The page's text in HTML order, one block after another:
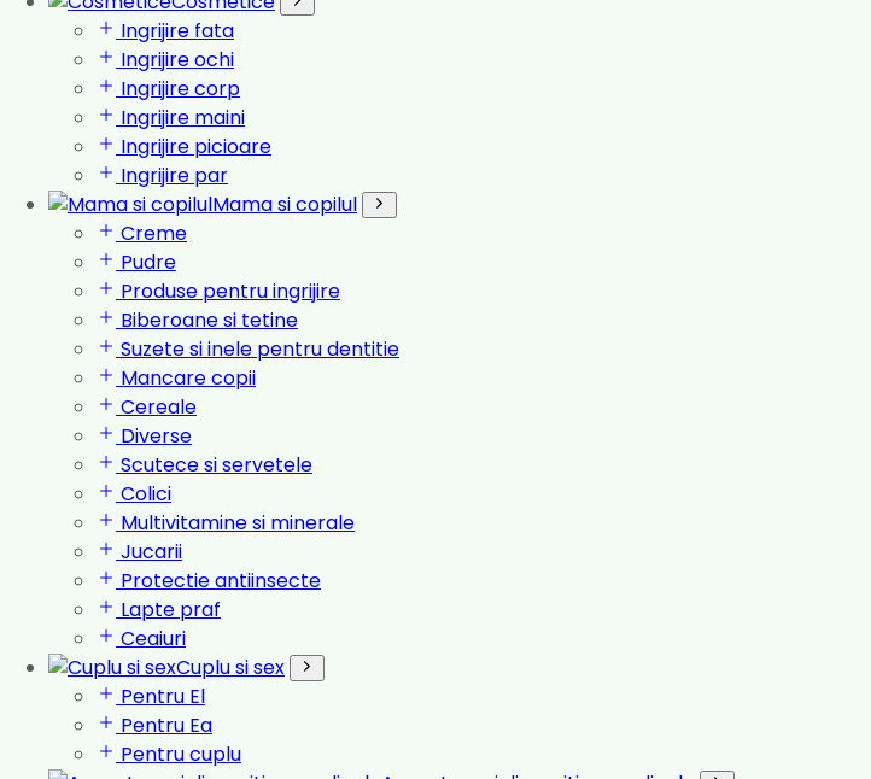
Ingrijire fata
Ingrijire ochi
Ingrijire corp
Ingrijire maini
Ingrijire picioare
Ingrijire par
Mama si copilul
Creme
Pudre
Produse pentru ingrijire
Biberoane si tetine
Suzete si inele pentru dentitie
Mancare copii
Cereale
Diverse
Scutece si servetele
Colici
Multivitamine si minerale
Jucarii
Protectie antiinsecte
Lapte praf
Ceaiuri
Cuplu si sex
Pentru El
Pentru Ea
Pentru cuplu